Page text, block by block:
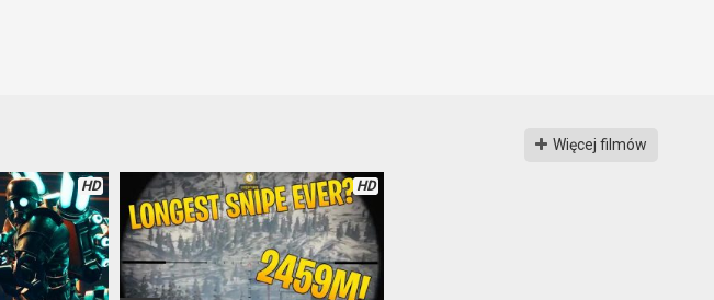
Więcej filmów
HD HD